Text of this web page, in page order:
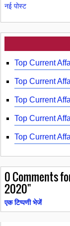
नई पोस्ट
Top Current
Top Current
Top Current
Top Current
Top Current
0Comments
2020"
एक टिप्पणी भेजें